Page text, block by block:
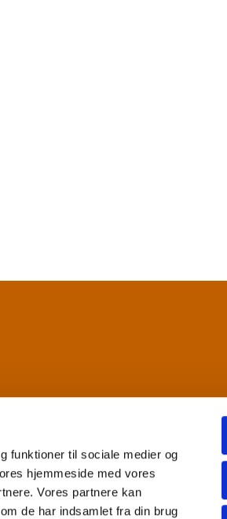
funktioner til sociale medier og
hjemmeside med vores
Vores partnere kan
de har indsamlet fra din brug
vesterkaer.sogn@km.dk